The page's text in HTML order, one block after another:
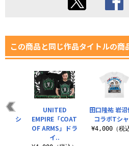
この商品と同じ作品タイトルの商
田口隆祐 岩
コラボTシ
¥4,000（税込
ワト
」Tシ
UNITED
EMPIRE「COAT
OF ARMS」ドラ
イ..